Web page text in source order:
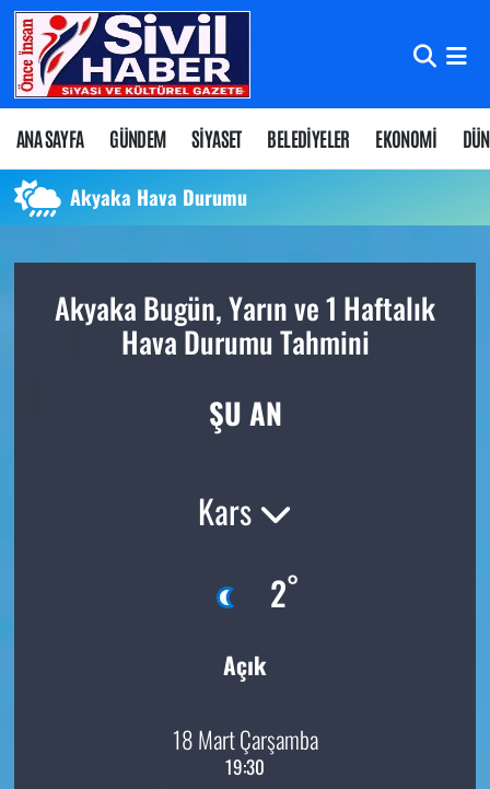
ANA SAYFA GÜNDEM SİYASET BELEDİYELER EKONOMİ
Akyaka Hava Durumu
Akyaka Bugün, Yarın ve 1 Haftalık
Hava Durumu Tahmini
ŞU AN
Kars
2°
Açık
18 Mart Çarşamba
19:30
Nöbetçi Eczaneler
Hava Durumu
Namaz Vakitleri
Süper Lig Puan Durumu ve Fikstür
Tüm Manşetler
Son Dakika Haberleri